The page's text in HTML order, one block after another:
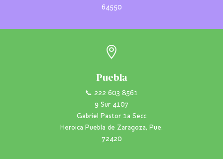
64550

Puebla
📞 222 603 8561
9 Sur 4107
Gabriel Pastor 1a Secc
Heroica Puebla de Zaragoza, Pue.
72420